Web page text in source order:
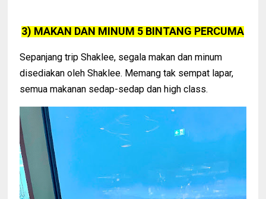
3) MAKAN DAN MINUM 5 BINTANG PERCUMA
Sepanjang trip Shaklee, segala makan dan minum
disediakan oleh Shaklee. Memang tak sempat lapar,
semua makanan sedap-sedap dan high class.